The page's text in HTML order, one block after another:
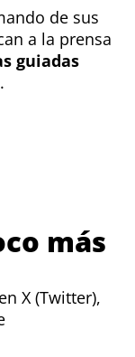
de sus
a la prensa
guiadas
más
X (Twitter),